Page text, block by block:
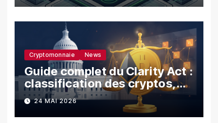
Cryptomonnaie News
Guide complet du Clarity Act :
classification des cryptos,
SEC vs CFTC, et impacts sur
les investisseurs
24 MAI 2026